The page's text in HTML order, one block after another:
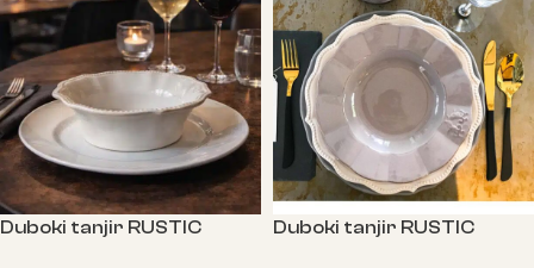
Duboki tanjir RUSTIC
Duboki tanjir RUSTIC